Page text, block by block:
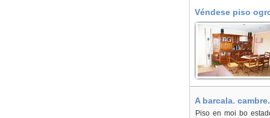
Véndese piso
A barcala.
afastadas. - En A
Piso en moi bo